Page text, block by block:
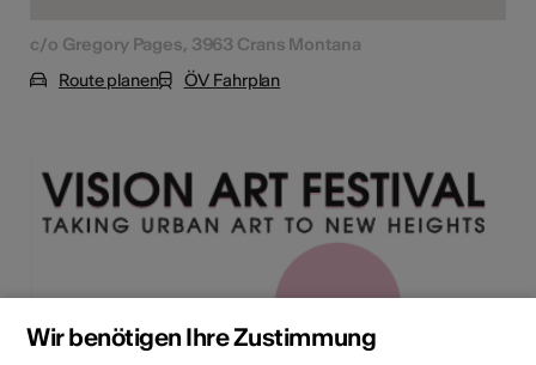
c/o Gregory Pages, 3963 Crans Montana
Route planen
ÖV Fahrplan
Wir benötigen Ihre Zustimmung